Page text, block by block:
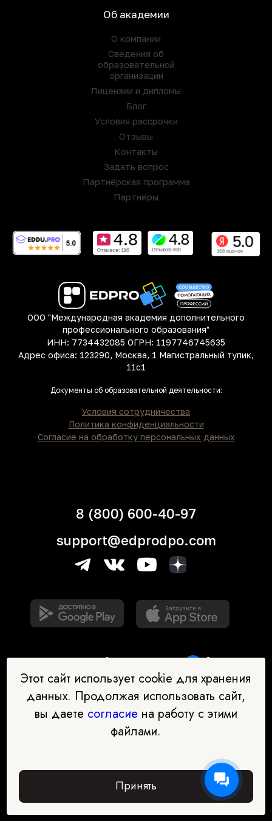
Об академии
О компании
Сведения об
образовательной
организации
Лицензии и дипломы
Блог
Условия рассрочки
Отзывы
Контакты
Задать вопрос
Партнёрская программа
Партнёры
Наш бот-помощник в выборе
Перейти в чат-бот
ООО "Международная академия дополнительного
профессионального образования"
ИНН: 7734432085 ОГРН: 1197746745635
Адрес офиса: 123290, Москва, 1 Магистральный тупик,
11с1
Документы об образовательной деятельности:
Условия сотрудничества
Политика конфиденциальности
Согласие на обработку персональных данных
8 (800) 600-40-97
support@edprodpo.com
Этот сайт использует cookie для хранения
данных. Продолжая использовать сайт,
вы даете согласие на работу с этими
файлами.
Принять